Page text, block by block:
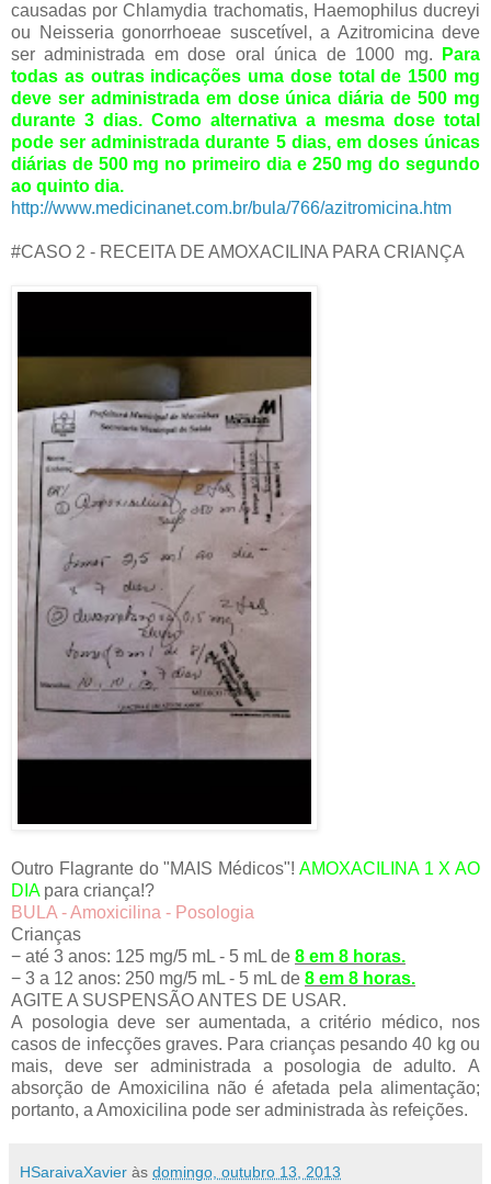
causadas por Chlamydia trachomatis, Haemophilus ducreyi
ou Neisseria gonorrhoeae suscetível, a Azitromicina deve
ser administrada em dose oral única de 1000 mg.
Para
todas as outras indicações uma dose total de 1500 mg
deve ser administrada em dose única diária de 500 mg
durante 3 dias. Como alternativa a mesma dose total
pode ser administrada durante 5 dias, em doses únicas
diárias de 500 mg no primeiro dia e 250 mg do segundo
ao quinto dia.
http://www.medicinanet.com.br/bula/766/azitromicina.htm
#CASO 2 - RECEITA DE AMOXACILINA PARA CRIANÇA
Outro Flagrante do "MAIS Médicos"! AMOXACILINA 1 X AO
DIA para criança!?
BULA - Amoxicilina - Posologia
Crianças
− até 3 anos: 125 mg/5 mL - 5 mL de 8 em 8 horas.
− 3 a 12 anos: 250 mg/5 mL - 5 mL de 8 em 8 horas.
AGITE A SUSPENSÃO ANTES DE USAR.
A posologia deve ser aumentada, a critério médico, nos
casos de infecções graves. Para crianças pesando 40 kg ou
mais, deve ser administrada a posologia de adulto. A
absorção de Amoxicilina não é afetada pela alimentação;
portanto, a Amoxicilina pode ser administrada às refeições.
HSaraivaXavier às domingo, outubro 13, 2013